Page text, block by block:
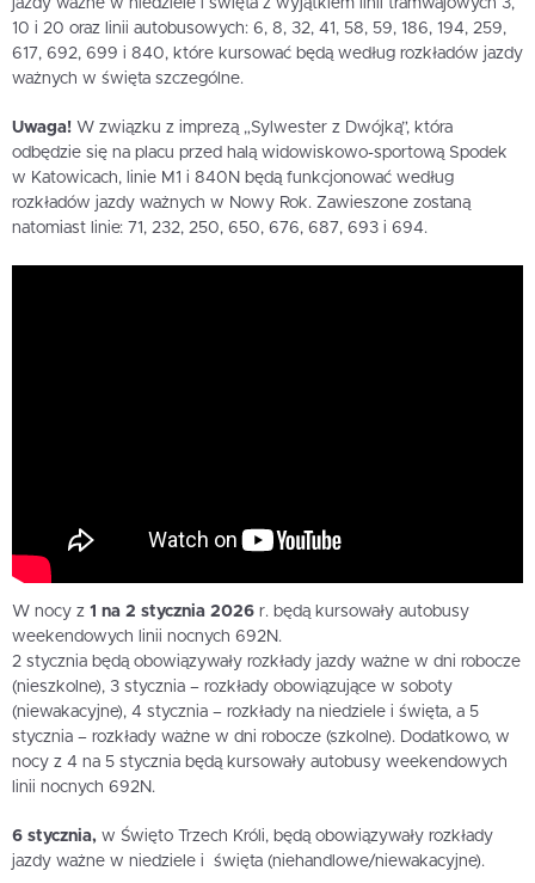
jazdy ważne w niedziele i święta z wyjątkiem linii tramwajowych 3,
10 i 20 oraz linii autobusowych: 6, 8, 32, 41, 58, 59, 186, 194, 259,
617, 692, 699 i 840, które kursować będą według rozkładów jazdy
ważnych w święta szczególne.
Uwaga! W związku z imprezą „Sylwester z Dwójką”, która
odbędzie się na placu przed halą widowiskowo-sportową Spodek
w Katowicach, linie M1 i 840N będą funkcjonować według
rozkładów jazdy ważnych w Nowy Rok. Zawieszone zostaną
natomiast linie: 71, 232, 250, 650, 676, 687, 693 i 694.
W nocy z 1 na 2 stycznia 2026 r. będą kursowały autobusy
weekendowych linii nocnych 692N.
2 stycznia będą obowiązywały rozkłady jazdy ważne w dni robocze
(nieszkolne), 3 stycznia – rozkłady obowiązujące w soboty
(niewakacyjne), 4 stycznia – rozkłady na niedziele i święta, a 5
stycznia – rozkłady ważne w dni robocze (szkolne). Dodatkowo, w
nocy z 4 na 5 stycznia będą kursowały autobusy weekendowych
linii nocnych 692N.
6 stycznia, w Święto Trzech Króli, będą obowiązywały rozkłady
jazdy ważne w niedziele i święta (niehandlowe/niewakacyjne).